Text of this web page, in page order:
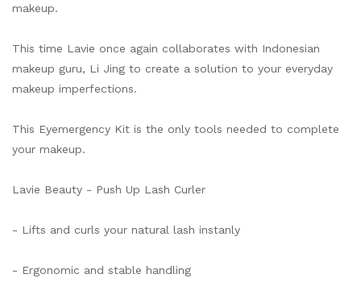
makeup.
This time Lavie once again collaborates with Indonesian
makeup guru, Li Jing to create a solution to your everyday
makeup imperfections.
This Eyemergency Kit is the only tools needed to complete
your makeup.
Lavie Beauty - Push Up Lash Curler
- Lifts and curls your natural lash instanly
- Ergonomic and stable handling